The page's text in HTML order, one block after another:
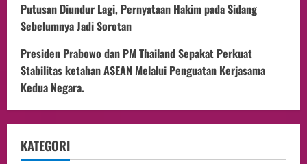
Putusan Diundur Lagi, Pernyataan Hakim pada Sidang
Sebelumnya Jadi Sorotan
Presiden Prabowo dan PM Thailand Sepakat Perkuat
Stabilitas ketahan ASEAN Melalui Penguatan Kerjasama
Kedua Negara.
KATEGORI